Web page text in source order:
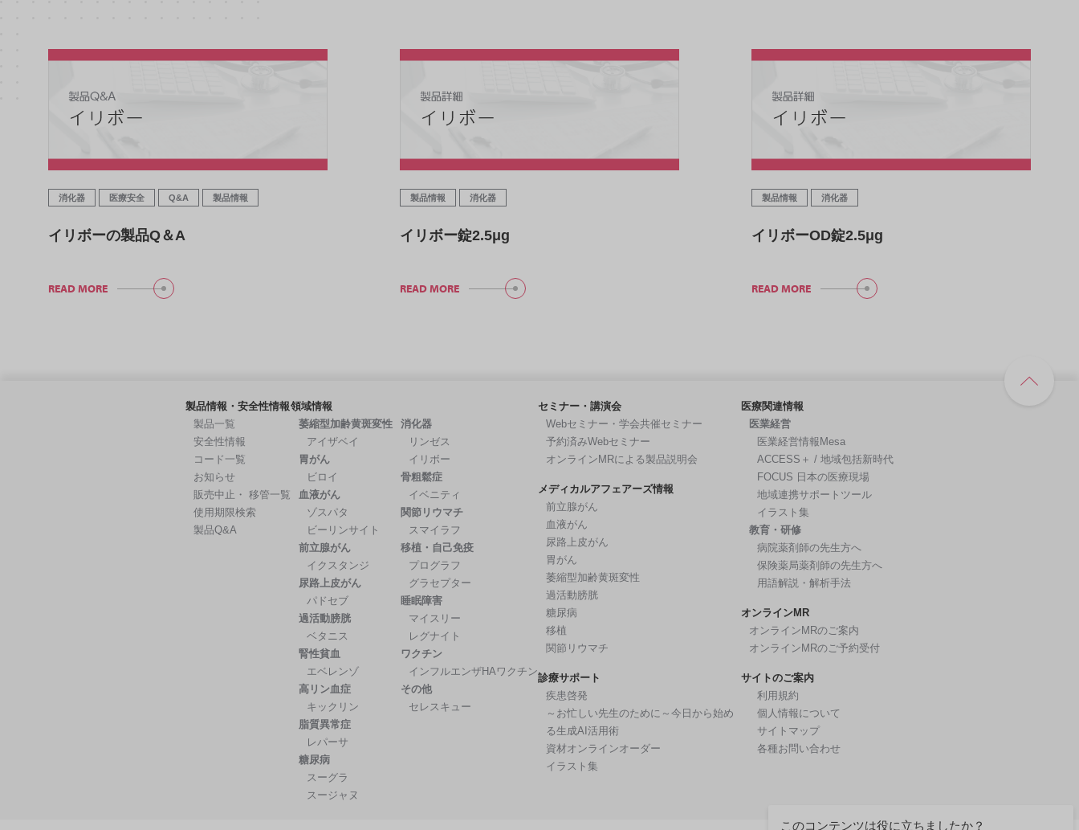
消化器 医療安全 Q&A 製品情報
イリボーの製品Q＆A
READ MORE
製品情報 消化器
イリボー錠2.5μg
READ MORE
製品情報 消化器
イリボーOD錠2.5μg
READ MORE
このコンテンツは役に立ちましたか？
製品情報・安全性情報
製品一覧
安全性情報
コード一覧
お知らせ
販売中止・ 移管一覧
使用期限検索
製品Q&A
領域情報
萎縮型加齢黄斑変性
アイザベイ
胃がん
ビロイ
血液がん
ゾスパタ
ビーリンサイト
前立腺がん
イクスタンジ
尿路上皮がん
パドセブ
過活動膀胱
ベタニス
腎性貧血
エベレンゾ
高リン血症
キックリン
脂質異常症
レパーサ
糖尿病
スーグラ
スージャヌ
消化器
リンゼス
イリボー
骨粗鬆症
イベニティ
関節リウマチ
スマイラフ
移植・自己免疫
プログラフ
グラセプター
睡眠障害
マイスリー
レグナイト
ワクチン
インフルエンザHAワクチン
その他
セレスキュー
セミナー・講演会
Webセミナー・学会共催セミナー
予約済みWebセミナー
オンラインMRによる製品説明会
メディカルアフェアーズ情報
前立腺がん
血液がん
尿路上皮がん
胃がん
萎縮型加齢黄斑変性
過活動膀胱
糖尿病
移植
関節リウマチ
診療サポート
疾患啓発
～お忙しい先生のために～今日から始め
る生成AI活用術
資材オンラインオーダー
イラスト集
医療関連情報
医業経営
医業経営情報Mesa
ACCESS＋ / 地域包括新時代
FOCUS 日本の医療現場
地域連携サポートツール
イラスト集
教育・研修
病院薬剤師の先生方へ
保険薬局薬剤師の先生方へ
用語解説・解析手法
オンラインMR
オンラインMRのご案内
オンラインMRのご予約受付
サイトのご案内
利用規約
個人情報について
サイトマップ
各種お問い合わせ